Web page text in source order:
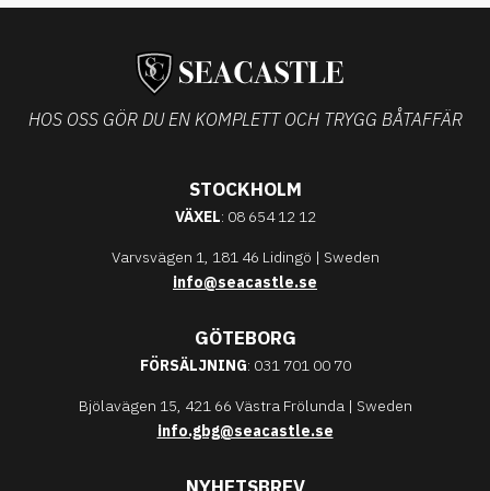
HOS OSS GÖR DU EN KOMPLETT OCH TRYGG BÅTAFFÄR
STOCKHOLM
VÄXEL: 08 654 12 12
Varvsvägen 1, 181 46 Lidingö | Sweden
info@seacastle.se
GÖTEBORG
FÖRSÄLJNING: 031 701 00 70
Bjölavägen 15, 421 66 Västra Frölunda | Sweden
info.gbg@seacastle.se
NYHETSBREV